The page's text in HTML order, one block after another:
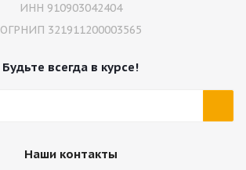
ИНН 910903042404
ОГРНИП 321911200003565
Будьте всегда в курсе!
Наши контакты